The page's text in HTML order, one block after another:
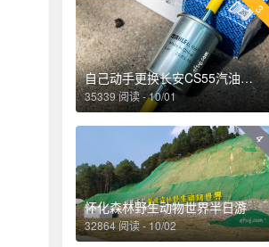
3
自己动手更换长安CS55汽油滤芯、机油和机油滤芯
35339 阅读 - 10/01
4
怀化森林野生动物世界半日游
32864 阅读 - 10/02